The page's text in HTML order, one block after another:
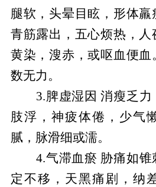
腿软，头晕目眩，形体羸
青筋露出，五心烦热，人
黄染，溲赤，或呕血便血
数无力。
3.脾虚湿因 消瘦乏力
肢浮，神疲体倦，少气
腻，脉滑细或濡。
4.气滞血瘀 胁痛如锥
定不移，天黑痛剧，纳